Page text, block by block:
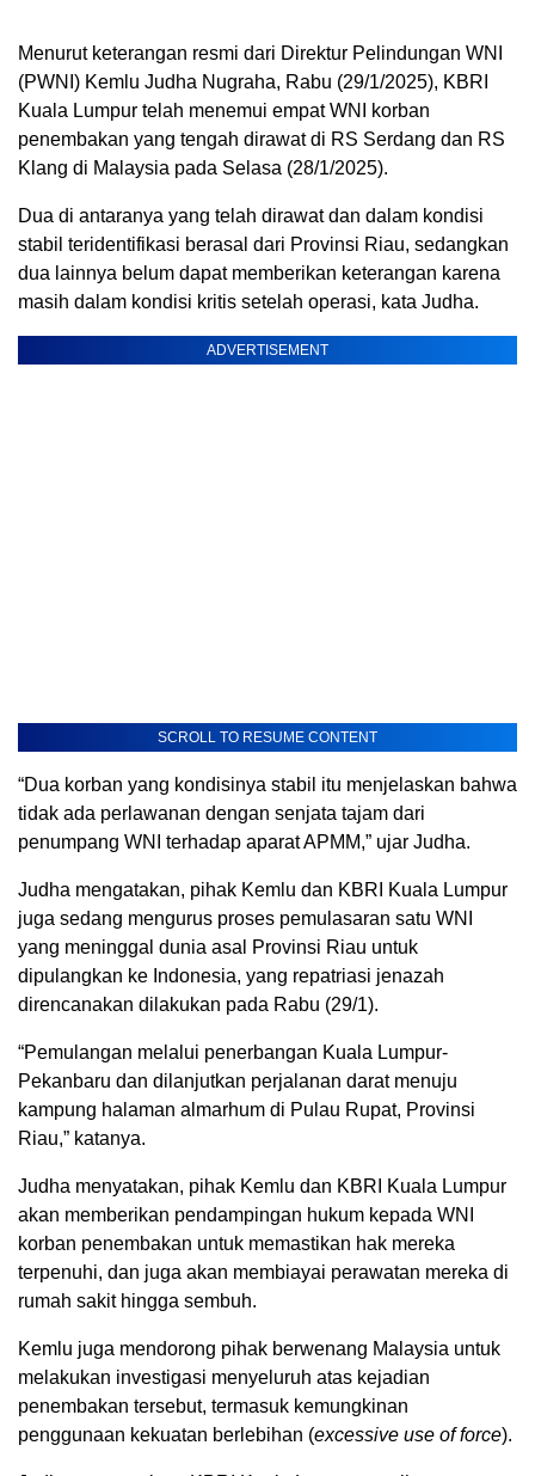
Menurut keterangan resmi dari Direktur Pelindungan WNI
(PWNI) Kemlu Judha Nugraha, Rabu (29/1/2025), KBRI
Kuala Lumpur telah menemui empat WNI korban
penembakan yang tengah dirawat di RS Serdang dan RS
Klang di Malaysia pada Selasa (28/1/2025).
Dua di antaranya yang telah dirawat dan dalam kondisi
stabil teridentifikasi berasal dari Provinsi Riau, sedangkan
dua lainnya belum dapat memberikan keterangan karena
masih dalam kondisi kritis setelah operasi, kata Judha.
ADVERTISEMENT
SCROLL TO RESUME CONTENT
“Dua korban yang kondisinya stabil itu menjelaskan bahwa
tidak ada perlawanan dengan senjata tajam dari
penumpang WNI terhadap aparat APMM,” ujar Judha.
Judha mengatakan, pihak Kemlu dan KBRI Kuala Lumpur
juga sedang mengurus proses pemulasaran satu WNI
yang meninggal dunia asal Provinsi Riau untuk
dipulangkan ke Indonesia, yang repatriasi jenazah
direncanakan dilakukan pada Rabu (29/1).
“Pemulangan melalui penerbangan Kuala Lumpur-
Pekanbaru dan dilanjutkan perjalanan darat menuju
kampung halaman almarhum di Pulau Rupat, Provinsi
Riau,” katanya.
Judha menyatakan, pihak Kemlu dan KBRI Kuala Lumpur
akan memberikan pendampingan hukum kepada WNI
korban penembakan untuk memastikan hak mereka
terpenuhi, dan juga akan membiayai perawatan mereka di
rumah sakit hingga sembuh.
Kemlu juga mendorong pihak berwenang Malaysia untuk
melakukan investigasi menyeluruh atas kejadian
penembakan tersebut, termasuk kemungkinan
penggunaan kekuatan berlebihan (excessive use of force).